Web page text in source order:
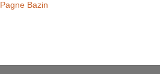
Pagne Bazin